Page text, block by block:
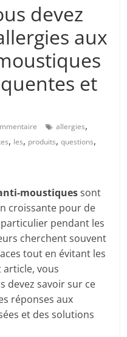
devez
aux
et
allergies,
, les, produits,questions,
moustiquessont
croissante pour de
pendant les
cherchent souvent
tout en évitant les
article, vous
devez savoir sur ce
réponses aux
et des solutions